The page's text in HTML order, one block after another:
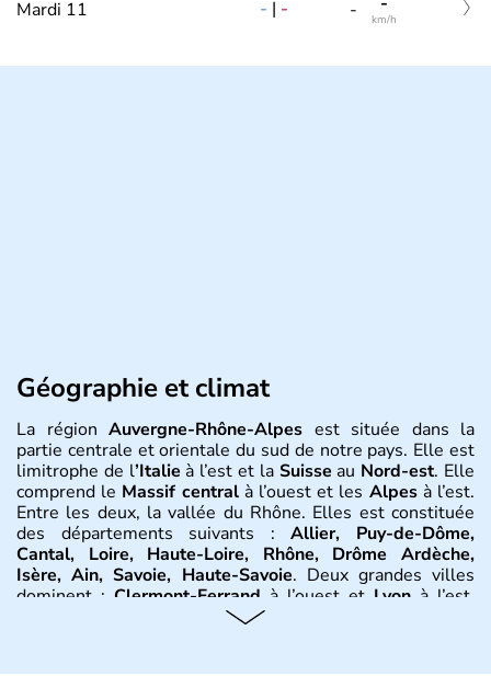
Mardi 11 - | - - km/h
Géographie et climat
La région Auvergne-Rhône-Alpes est située dans la
partie centrale et orientale du sud de notre pays. Elle est
limitrophe de l’Italie à l’est et la Suisse au Nord-est. Elle
comprend le Massif centralà l’ouest et les Alpesà l’est.
Entre les deux, la vallée du Rhône. Elles est constituée
des départements suivants :Allier, Puy-de-Dôme,
Cantal, Loire, Haute-Loire, Rhône, Drôme Ardèche,
Isère, Ain, Savoie, Haute-Savoie. Deux grandes villes
dominent : Clermont-Ferrand à l’ouest et Lyon à l’est.
D’autres villes ont une réelle importance dans la région